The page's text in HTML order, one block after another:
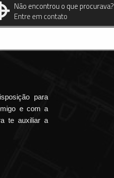
Não encontrou o que procurava?
Entre em contato
para
e com a
te auxiliar a